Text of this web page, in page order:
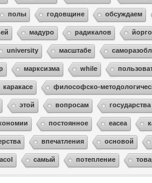
полы годовщине обсуждаем
мадуро радикалов
university масштабе
марксизма while
каракасе философско-
этой вопросам государства
постоянное eacea
впечатления основой
самый потепление